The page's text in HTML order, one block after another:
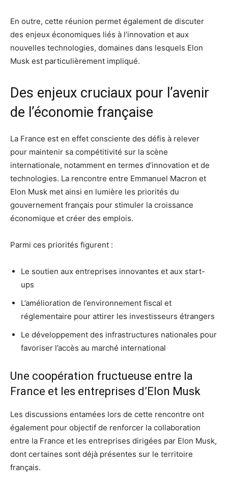
En outre, cette réunion permet également de discuter
des enjeux économiques liés à l’innovation et aux
nouvelles technologies, domaines dans lesquels Elon
Musk est particulièrement impliqué.
Des enjeux cruciaux pour l’avenir
de l’économie française
La France est en effet consciente des défis à relever
pour maintenir sa compétitivité sur la scène
internationale, notamment en termes d’innovation et de
technologies. La rencontre entre Emmanuel Macron et
Elon Musk met ainsi en lumière les priorités du
gouvernement français pour stimuler la croissance
économique et créer des emplois.
Parmi ces priorités figurent :
Le soutien aux entreprises innovantes et aux start-
ups
L’amélioration de l’environnement fiscal et
réglementaire pour attirer les investisseurs étrangers
Le développement des infrastructures nationales pour
favoriser l’accès au marché international
Une coopération fructueuse entre la
France et les entreprises d’Elon Musk
Les discussions entamées lors de cette rencontre ont
également pour objectif de renforcer la collaboration
entre la France et les entreprises dirigées par Elon Musk,
dont certaines sont déjà présentes sur le territoire
français.